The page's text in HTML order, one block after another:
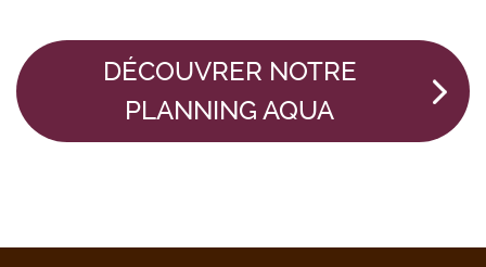
DÉCOUVRER NOTRE
PLANNING AQUA